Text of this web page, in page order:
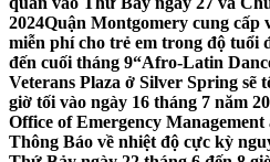
2024Quận Montgomery cung cấp
miễn phí cho trẻ em trong độ tuổi
đến cuối tháng 9“Afro-Latin
Veterans Plaza ở Silver Spring sẽ
giờ tối vào ngày 16 tháng 7 năm
Office of Emergency
Thông Báo về nhiệt độ cực kỳ